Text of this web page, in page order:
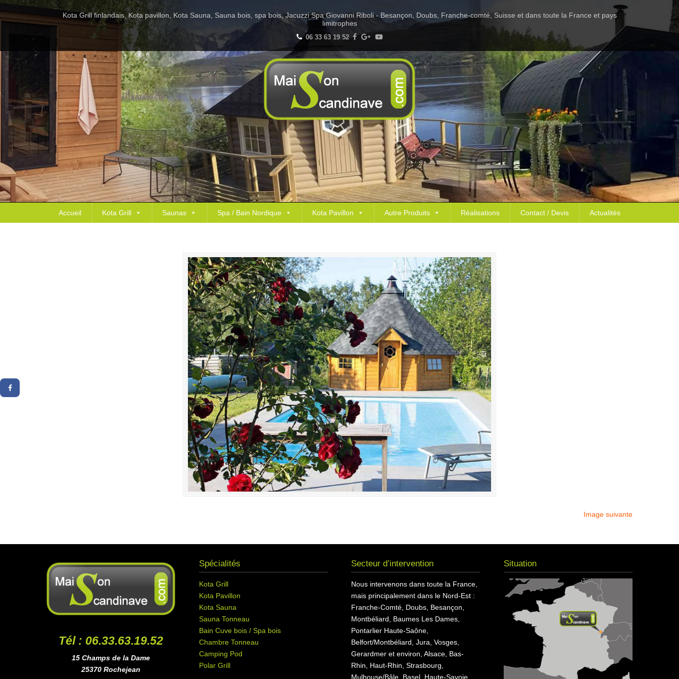
Kota Grill finlandais, Kota pavillon, Kota Sauna, Sauna bois, spa bois, Jacuzzi Spa Giovanni Riboli - Besançon, Doubs, Franche-comté, Suisse et dans toute la France et pays
limitrophes
06 33 63 19 52
Accueil Kota Grill Saunas Spa / Bain Nordique Kota Pavillon Autre Produits Réalisations Contact / Devis Actualités
Image suivante
Tél : 06.33.63.19.52
15 Champs de la Dame
25370 Rochejean
Spécialités
Kota Grill
Kota Pavillon
Kota Sauna
Sauna Tonneau
Bain Cuve bois / Spa bois
Chambre Tonneau
Camping Pod
Polar Grill
Secteur d’intervention
Nous intervenons dans toute la France,
mais principalement dans le Nord-Est :
Franche-Comté, Doubs, Besançon,
Montbéliard, Baumes Les Dames,
Pontarlier Haute-Saône,
Belfort/Montbéliard, Jura, Vosges,
Gerardmer et environ, Alsace, Bas-
Rhin, Haut-Rhin, Strasbourg,
Mulhouse/Bâle, Basel, Haute-Savoie,
Situation